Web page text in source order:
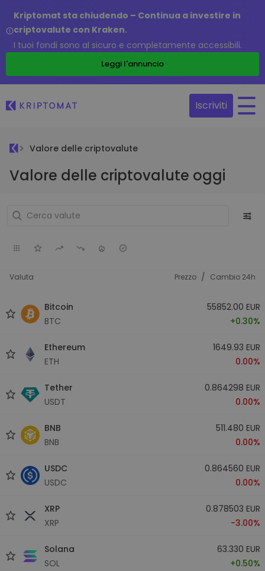
Kriptomat sta chiudendo – Continua a investire in
criptovalute con Kraken.
I tuoi fondi sono al sicuro e completamente accessibili.
Leggi l'annuncio
Iscriviti
Valore delle criptovalute
Valore delle criptovalute oggi
Valuta Prezzo / Cambio 24h
Bitcoin
BTC
55852.00 EUR
+0.30%
Ethereum
ETH
1649.93 EUR
0.00%
Tether
USDT
0.864298 EUR
0.00%
BNB
BNB
511.480 EUR
0.00%
USDC
USDC
0.864560 EUR
0.00%
XRP
XRP
0.878503 EUR
-3.00%
Solana
SOL
63.330 EUR
+0.50%